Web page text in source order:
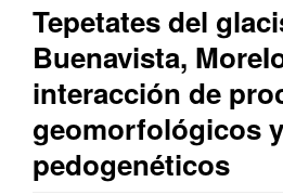
Tepetates del
Buenavista,
interacción de
geomorfológicos y
pedogenéticos